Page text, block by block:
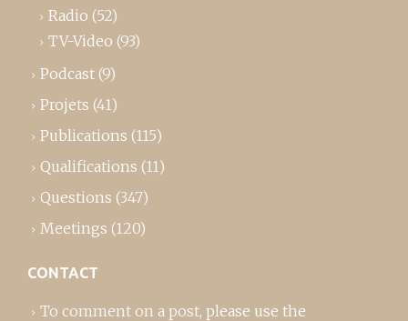
Radio (52)
TV-Video (93)
Podcast (9)
Projets (41)
Publications (115)
Qualifications (11)
Questions (347)
Meetings (120)
CONTACT
To comment on a post, please use the